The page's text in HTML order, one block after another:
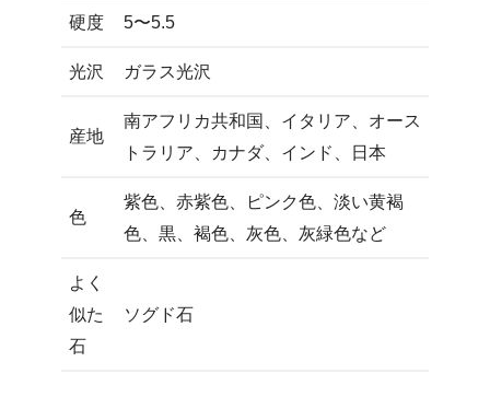
硬度 5〜5.5
光沢 ガラス光沢
産地
南アフリカ共和国、イタリア、オース
トラリア、カナダ、インド、日本
色
紫色、赤紫色、ピンク色、淡い黄褐
色、黒、褐色、灰色、灰緑色など
よく
似た
石
ソグド石